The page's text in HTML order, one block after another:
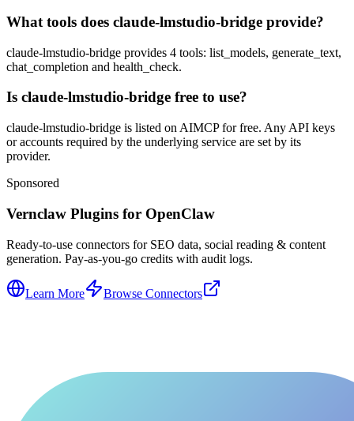
What tools does claude-lmstudio-bridge provide?
claude-lmstudio-bridge provides 4 tools: list_models, generate_text,
chat_completion and health_check.
Is claude-lmstudio-bridge free to use?
claude-lmstudio-bridge is listed on AIMCP for free. Any API keys
or accounts required by the underlying service are set by its
provider.
Sponsored
Vernclaw Plugins for OpenClaw
Ready-to-use connectors for SEO data, social reading & content
generation. Pay-as-you-go credits with audit logs.
Learn More Browse Connectors